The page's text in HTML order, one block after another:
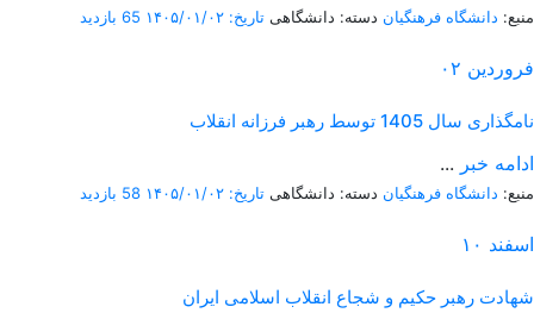
منبع: دانشگاه فرهنگیان دسته: دانشگاهی تاریخ: ۱۴۰۵/۰۱/۰۲ 65 بازدید
۰۲ فروردین
نامگذاری سال 1405 توسط رهبر فرزانه انقلاب
... ادامه خبر
منبع: دانشگاه فرهنگیان دسته: دانشگاهی تاریخ: ۱۴۰۵/۰۱/۰۲ 58 بازدید
۱۰ اسفند
شهادت رهبر حکیم و شجاع انقلاب اسلامی ایران